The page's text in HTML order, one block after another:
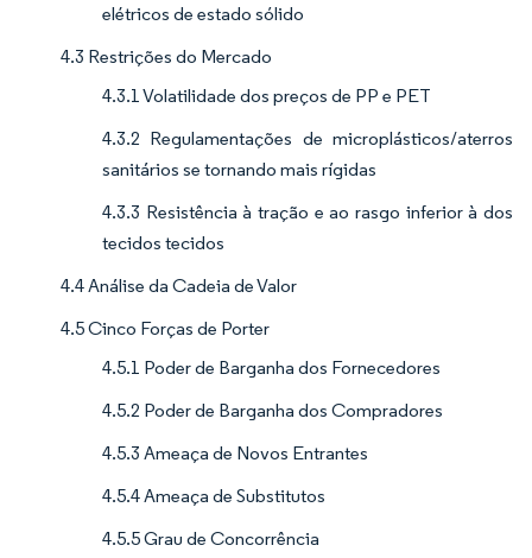
elétricos de estado sólido
4.3 Restrições do Mercado
4.3.1 Volatilidade dos preços de PP e PET
4.3.2 Regulamentações de microplásticos/aterros
sanitários se tornando mais rígidas
4.3.3 Resistência à tração e ao rasgo inferior à dos
tecidos tecidos
4.4 Análise da Cadeia de Valor
4.5 Cinco Forças de Porter
4.5.1 Poder de Barganha dos Fornecedores
4.5.2 Poder de Barganha dos Compradores
4.5.3 Ameaça de Novos Entrantes
4.5.4 Ameaça de Substitutos
4.5.5 Grau de Concorrência